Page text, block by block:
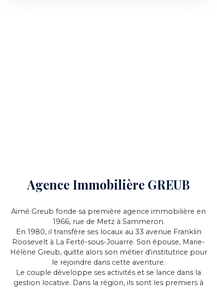
Agence Immobilière GREUB
Aimé Greub fonde sa première agence immobilière en
1966, rue de Metz à Sammeron.
En 1980, il transfère ses locaux au 33 avenue Franklin
Roosevelt à La Ferté-sous-Jouarre. Son épouse, Marie-
Hélène Greub, quitte alors son métier d’institutrice pour
le rejoindre dans cette aventure.
Le couple développe ses activités et se lance dans la
gestion locative. Dans la région, ils sont les premiers à